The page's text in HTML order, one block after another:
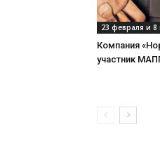
23 февраля и 8
Компания
участник